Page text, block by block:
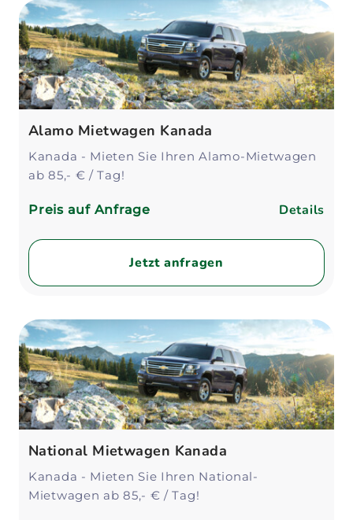
Alamo Mietwagen Kanada
Kanada - Mieten Sie Ihren Alamo-Mietwagen
ab 85,- € / Tag!
Preis auf Anfrage Details
Jetzt anfragen
National Mietwagen Kanada
Kanada - Mieten Sie Ihren National-
Mietwagen ab 85,- € / Tag!